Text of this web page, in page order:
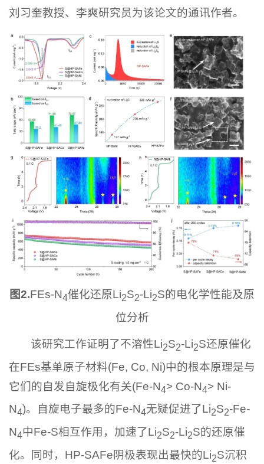
刘习奎教授、李爽研究员为该论文的通讯作者。
图2.FEs-N4催化还原Li2S2-Li2S的电化学性能及原
位分析
该研究工作证明了不溶性Li2S2-Li2S还原催化
在FEs基单原子材料(Fe, Co, Ni)中的根本原理是与
它们的自发自旋极化有关(Fe-N4> Co-N4> Ni-
N4)。自旋电子最多的Fe-N4无疑促进了Li2S2-Fe-
N4中Fe-S相互作用，加速了Li2S2-Li2S的还原催
化。同时，HP-SAFe阴极表现出最快的Li2S沉积